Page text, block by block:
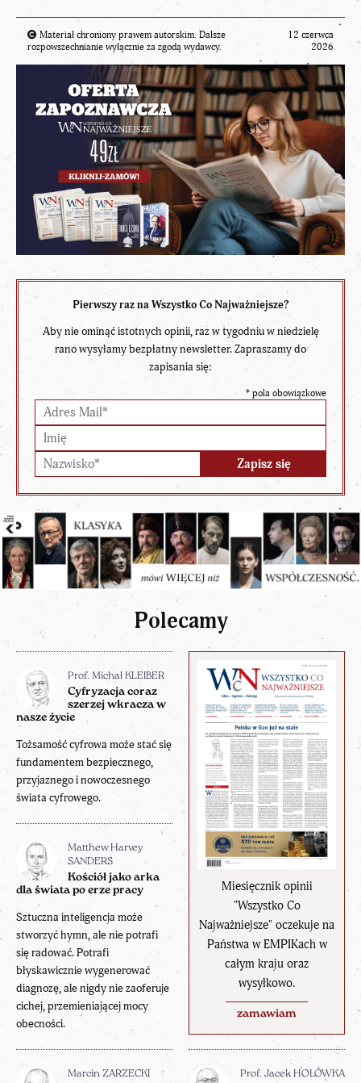
Materiał chroniony prawem autorskim. Dalsze
rozpowszechnianie wyłącznie za zgodą wydawcy.
12 czerwca
2026
Pierwszy raz na Wszystko Co Najważniejsze?
Aby nie ominąć istotnych opinii, raz w tygodniu w niedzielę
rano wysyłamy bezpłatny newsletter. Zapraszamy do
zapisania się:
* pola obowiązkowe
Polecamy
Miesięcznik opinii
"Wszystko Co
Najważniejsze" oczekuje na
Państwa w EMPIKach w
całym kraju oraz
wysyłkowo.
zamawiam
Prof. Michał KLEIBER
Cyfryzacja coraz
szerzej wkracza w
nasze życie
Tożsamość cyfrowa może stać się
fundamentem bezpiecznego,
przyjaznego i nowoczesnego
świata cyfrowego.
Matthew Harvey
SANDERS
Kościół jako arka
dla świata po erze pracy
Sztuczna inteligencja może
stworzyć hymn, ale nie potrafi
się radować. Potrafi
błyskawicznie wygenerować
diagnozę, ale nigdy nie zaoferuje
cichej, przemieniającej mocy
obecności.
Marcin ZARZECKI Prof. Jacek HOŁÓWKA